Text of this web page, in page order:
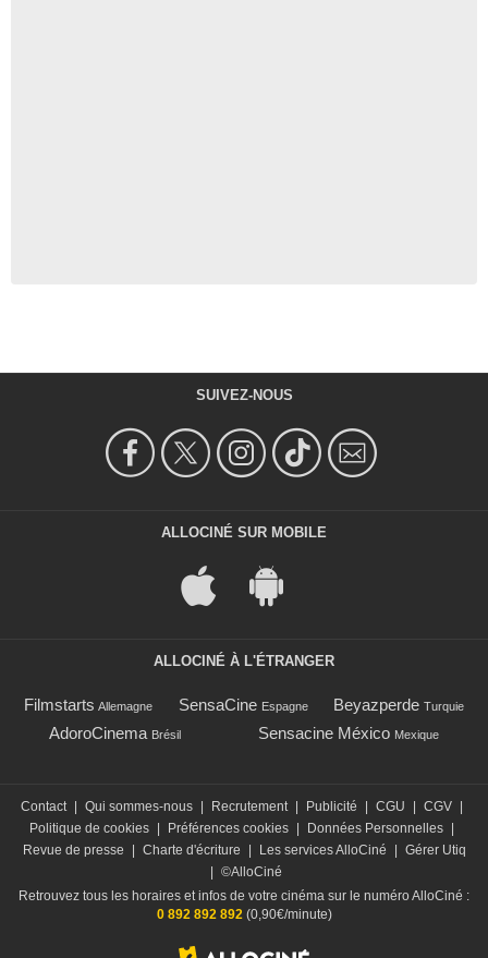
SUIVEZ-NOUS
ALLOCINÉ SUR MOBILE
ALLOCINÉ À L'ÉTRANGER
Filmstarts Allemagne SensaCine Espagne Beyazperde Turquie
AdoroCinema Brésil Sensacine México Mexique
Contact | Qui sommes-nous | Recrutement | Publicité | CGU | CGV |
Politique de cookies | Préférences cookies | Données Personnelles |
Revue de presse
| Charte d'écriture | Les services AlloCiné | Gérer Utiq
| ©AlloCiné
Retrouvez tous les horaires et infos de votre cinéma sur le numéro AlloCiné :
0 892 892 892 (0,90€/minute)